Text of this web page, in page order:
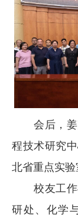
会后，
程技术研究
北省重点实验
校友工
研处、化学